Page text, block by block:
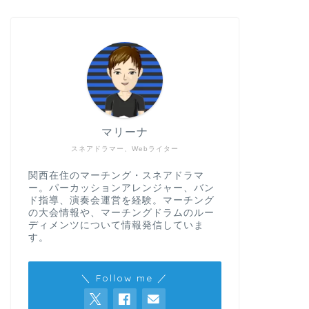
スネアドラマー、Webライター
マリーナ
関西在住のマーチング・スネアドラマ
ー。パーカッションアレンジャー、バン
ド指導、演奏会運営を経験。マーチング
の大会情報や、マーチングドラムのルー
ディメンツについて情報発信していま
す。
＼ Follow me ／